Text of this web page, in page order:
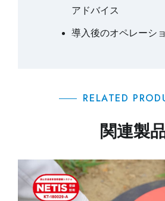
アドバイス
導入後のオペレーシ
RELATED
関連製